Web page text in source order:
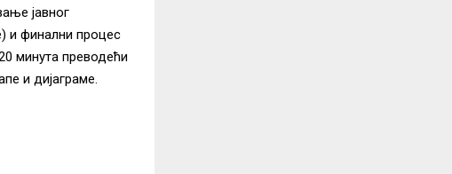
јавног
и финални процес
минута преводећи
и дијаграме.